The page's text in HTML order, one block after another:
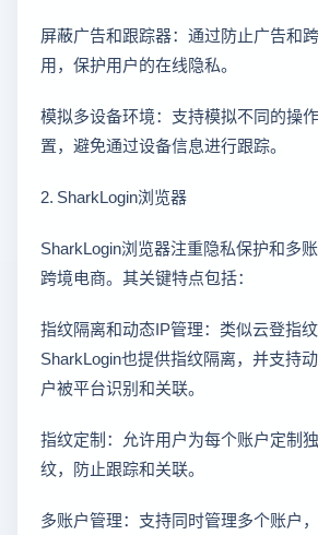
屏蔽广告和跟踪器：通过防止广告和
用，保护用户的在线隐私。
模拟多设备环境：支持模拟不同的操
置，避免通过设备信息进行跟踪。
2. SharkLogin浏览器
SharkLogin浏览器注重隐私保护和多
跨境电商。其关键特点包括：
指纹隔离和动态IP管理：类似云登指纹
SharkLogin也提供指纹隔离，并支持
户被平台识别和关联。
指纹定制：允许用户为每个账户定制
纹，防止跟踪和关联。
多账户管理：支持同时管理多个账户